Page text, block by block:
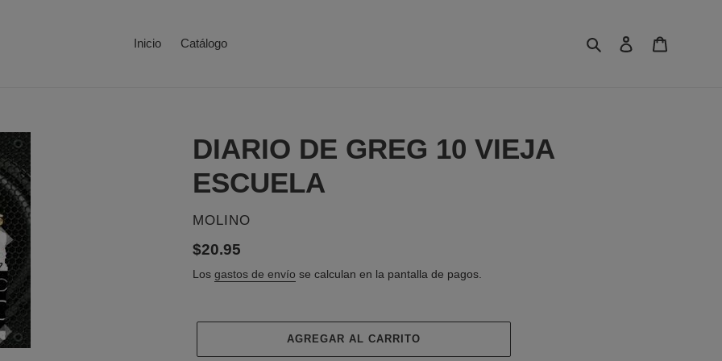
Inicio Catálogo Buscar Ingresar
DIARIO DE GREG 10 VIEJA
ESCUELA
PROVEEDOR
MOLINO
Precio
habitual
$20.95
Los gastos de envío se calculan en la pantalla de pagos.
AGREGAR AL CARRITO